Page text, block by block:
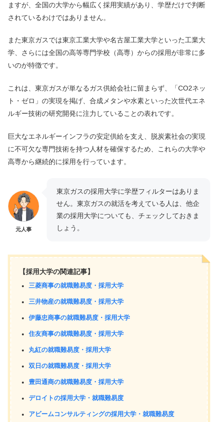
ますが、全国の大学から幅広く採用実績があり、学歴だけで判断
されているわけではありません。
また東京ガスでは東京工業大学や名古屋工業大学といった工業大
学、さらには全国の高等専門学校（高専）からの採用が非常に多
いのが特徴です。
これは、東京ガスが単なるガス供給会社に留まらず、「CO2ネッ
ト・ゼロ」の実現を掲げ、合成メタンや水素といった次世代エネ
ルギー技術の研究開発に注力していることの表れです。
巨大なエネルギーインフラの安定供給を支え、脱炭素社会の実現
に不可欠な専門技術を持つ人材を確保するため、これらの大学や
高専から継続的に採用を行っています。
元人事
東京ガスの採用大学に学歴フィルターはありま
せん。東京ガスの就活を考えている人は、他企
業の採用大学についても、チェックしておきま
しょう。
【採用大学の関連記事】
三菱商事の就職難易度・採用大学
三井物産の就職難易度・採用大学
伊藤忠商事の就職難易度・採用大学
住友商事の就職難易度・採用大学
丸紅の就職難易度・採用大学
双日の就職難易度・採用大学
豊田通商の就職難易度・採用大学
デロイトの採用大学・就職難易度
アビームコンサルティングの採用大学・就職難易度